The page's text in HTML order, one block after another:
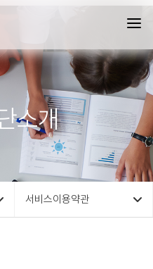
소개
서비스이용약관